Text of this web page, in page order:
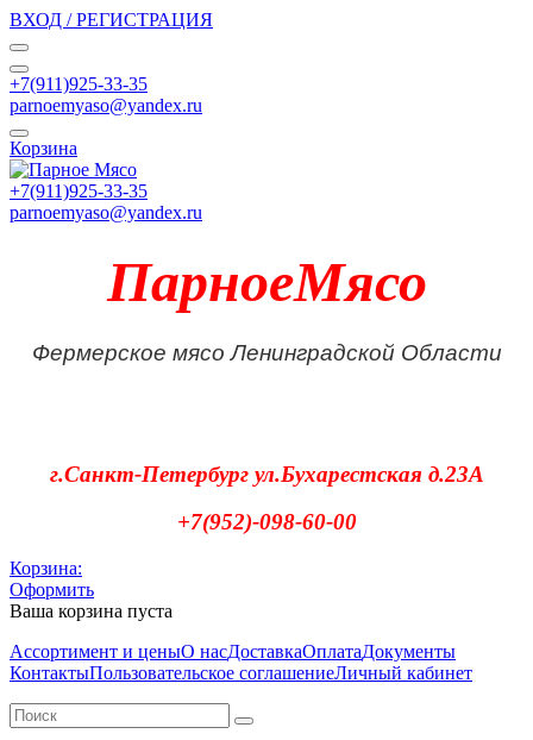
ВХОД / РЕГИСТРАЦИЯ
+7(911)925-33-35
parnoemyaso@yandex.ru
Корзина
+7(911)925-33-35
parnoemyaso@yandex.ru
ПарноеМясо
Фермерское мясо Ленинградской Области
г.Санкт-Петербург ул.Бухарестская д.23А
+7(952)-098-60-00
Корзина:
Оформить
Ваша корзина пуста
Ассортимент и ценыО насДоставкаОплатаДокументы
КонтактыПользовательское соглашениеЛичный кабинет